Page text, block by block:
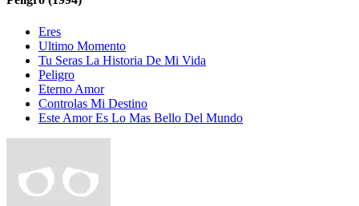
Eres
Ultimo Momento
Tu Seras La Historia De Mi Vida
Peligro
Eterno Amor
Controlas Mi Destino
Este Amor Es Lo Mas Bello Del Mundo